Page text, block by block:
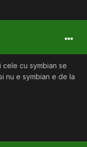
cu symbian se
nu e symbian e de la